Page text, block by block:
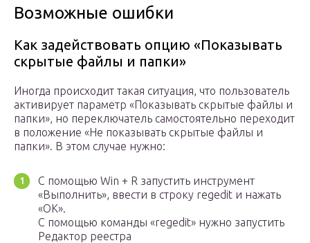
Возможные ошибки
Как задействовать опцию «Показывать
скрытые файлы и папки»
Иногда происходит такая ситуация, что пользователь
активирует параметр «Показывать скрытые файлы и
папки», но переключатель самостоятельно переходит
в положение «Не показывать скрытые файлы и
папки». В этом случае нужно:
С помощью Win + R запустить инструмент
«Выполнить», ввести в строку regedit и нажать
«OK».
С помощью команды «regedit» нужно запустить
Редактор реестра